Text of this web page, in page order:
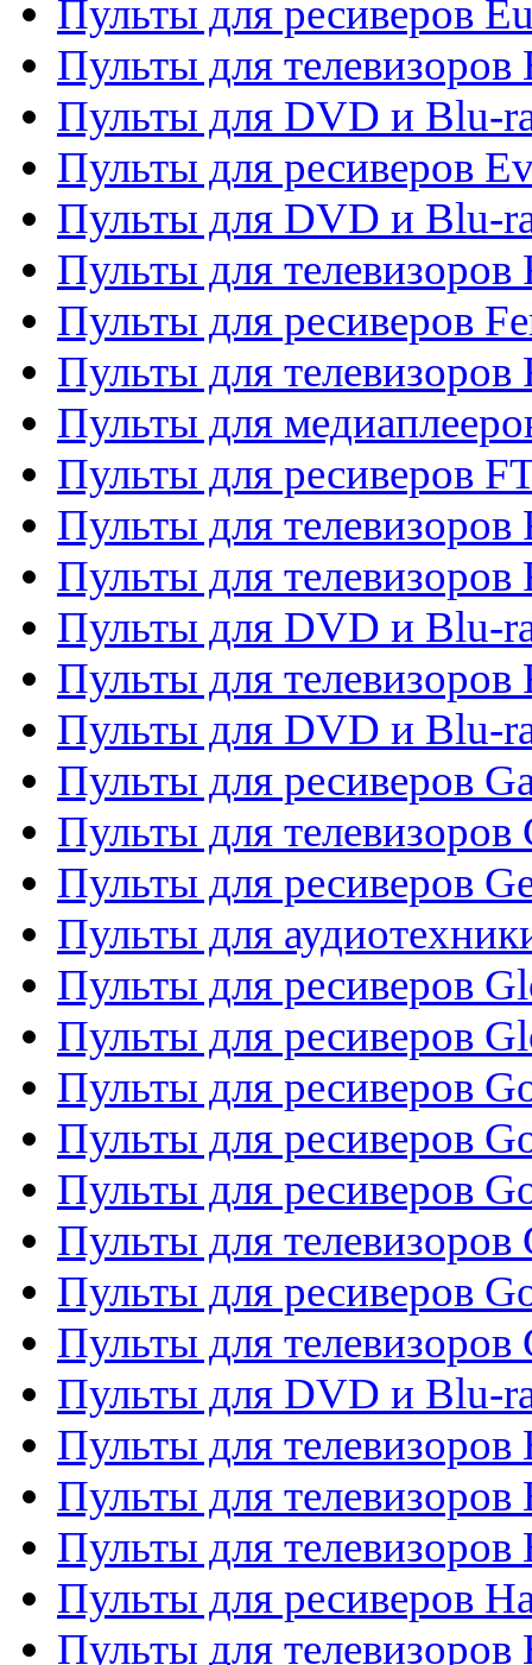
Пульты для ресиверов
Пульты для телевизоров
Пульты для DVD и Blu-
Пульты для ресиверов
Пульты для DVD и Blu-
Пульты для телевизоров
Пульты для ресиверов
Пульты для
Пульты для
Пульты для ресиверов
Пульты для телевизоров
Пульты для телевизоров
Пульты для DVD и Blu-
Пульты для телевизоров
Пульты для DVD и Blu-
Пульты для ресиверов
Пульты для телевизоров
Пульты для ресиверов
Пульты для
Пульты для ресиверов
Пульты для ресиверов
Пульты для ресиверов
Пульты для ресиверов
Пульты для ресиверов
Пульты для телевизоров
Пульты для ресиверов
Пульты для телевизоров
Пульты для DVD и Blu-
Пульты для телевизоров
Пульты для телевизоров
Пульты для
Пульты для ресиверов
Пульты для телевизоров